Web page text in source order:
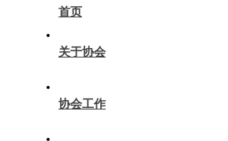
首页
关于协会
协会工作